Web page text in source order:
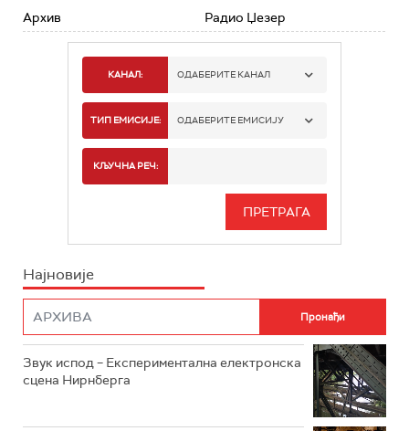
Архив Радио Џезер
КАНАЛ: ОДАБЕРИТЕ КАНАЛ
РАДИО БЕОГРАД 1
РАДИО БЕОГРАД 3
РАДИО РОКЕНРОЛЕР
ТИП ЕМИСИЈЕ: ОДАБЕРИТЕ ЕМИСИЈУ
ИНФО
КЉУЧНА РЕЧ:
Најновије
Звук испод – Експериментална електронска
сцена Нирнберга